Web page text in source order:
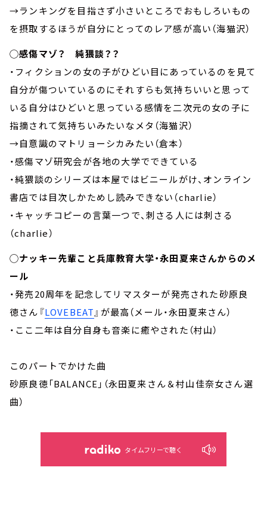
→ランキングを目指さず小さいところでおもしろいもの
を摂取するほうが自分にとってのレア感が高い（海猫沢）
◯感傷マゾ？ 純猥談？？
・フィクションの女の子がひどい目にあっているのを見て
自分が傷ついているのにそれすらも気持ちいいと思って
いる自分はひどいと思っている感情を二次元の女の子に
指摘されて気持ちいみたいなメタ（海猫沢）
→自意識のマトリョーシカみたい（倉本）
・感傷マゾ研究会が各地の大学でできている
・純猥談のシリーズは本屋ではビニールがけ、オンライン
書店では目次しかためし読みできない（charlie）
・キャッチコピーの言葉一つで、刺さる人には刺さる
（charlie）
◯ナッキー先輩こと兵庫教育大学・永田夏来さんからのメ
ール
・発売20周年を記念してリマスターが発売された砂原良
徳さん『LOVEBEAT』が最高（メール・永田夏来さん）
・ここ二年は自分自身も音楽に癒やされた（村山）
このパートでかけた曲
砂原良徳「BALANCE」（永田夏来さん＆村山佳奈女さん選
曲）
タイムフリーで聴く